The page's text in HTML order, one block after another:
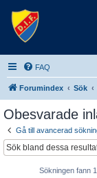
FAQ
Forumindex Sök
Obesvarade
Gå till avancerad
Sökningen fann